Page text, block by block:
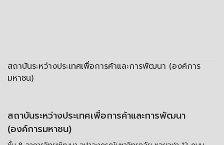
สถาบันระหว่างประเทศเพื่อการค้าและการพัฒนา (องค์การ
มหาชน)
สถาบันระหว่างประเทศเพื่อการค้าและการพัฒนา
(องค์การมหาชน)